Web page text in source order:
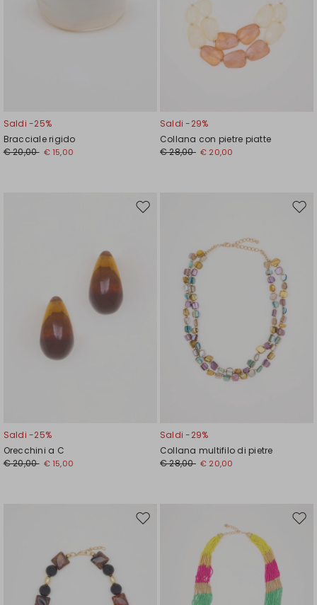
Saldi -25%
Bracciale rigido
€ 20,00 € 15,00
Saldi -29%
Collana con pietre piatte
€ 28,00 € 20,00
Sposta
Saldi -25%
Orecchini a C
€ 20,00 € 15,00
Saldi -29%
Collana multifilo di pietre
€ 28,00 € 20,00
Sposta